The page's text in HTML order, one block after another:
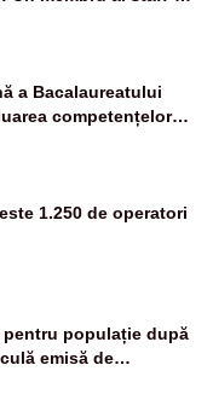
antrenorul Adrian
a Bacalaureatului
competențelor
1.250 de operatori
pentru populație după
emisă de